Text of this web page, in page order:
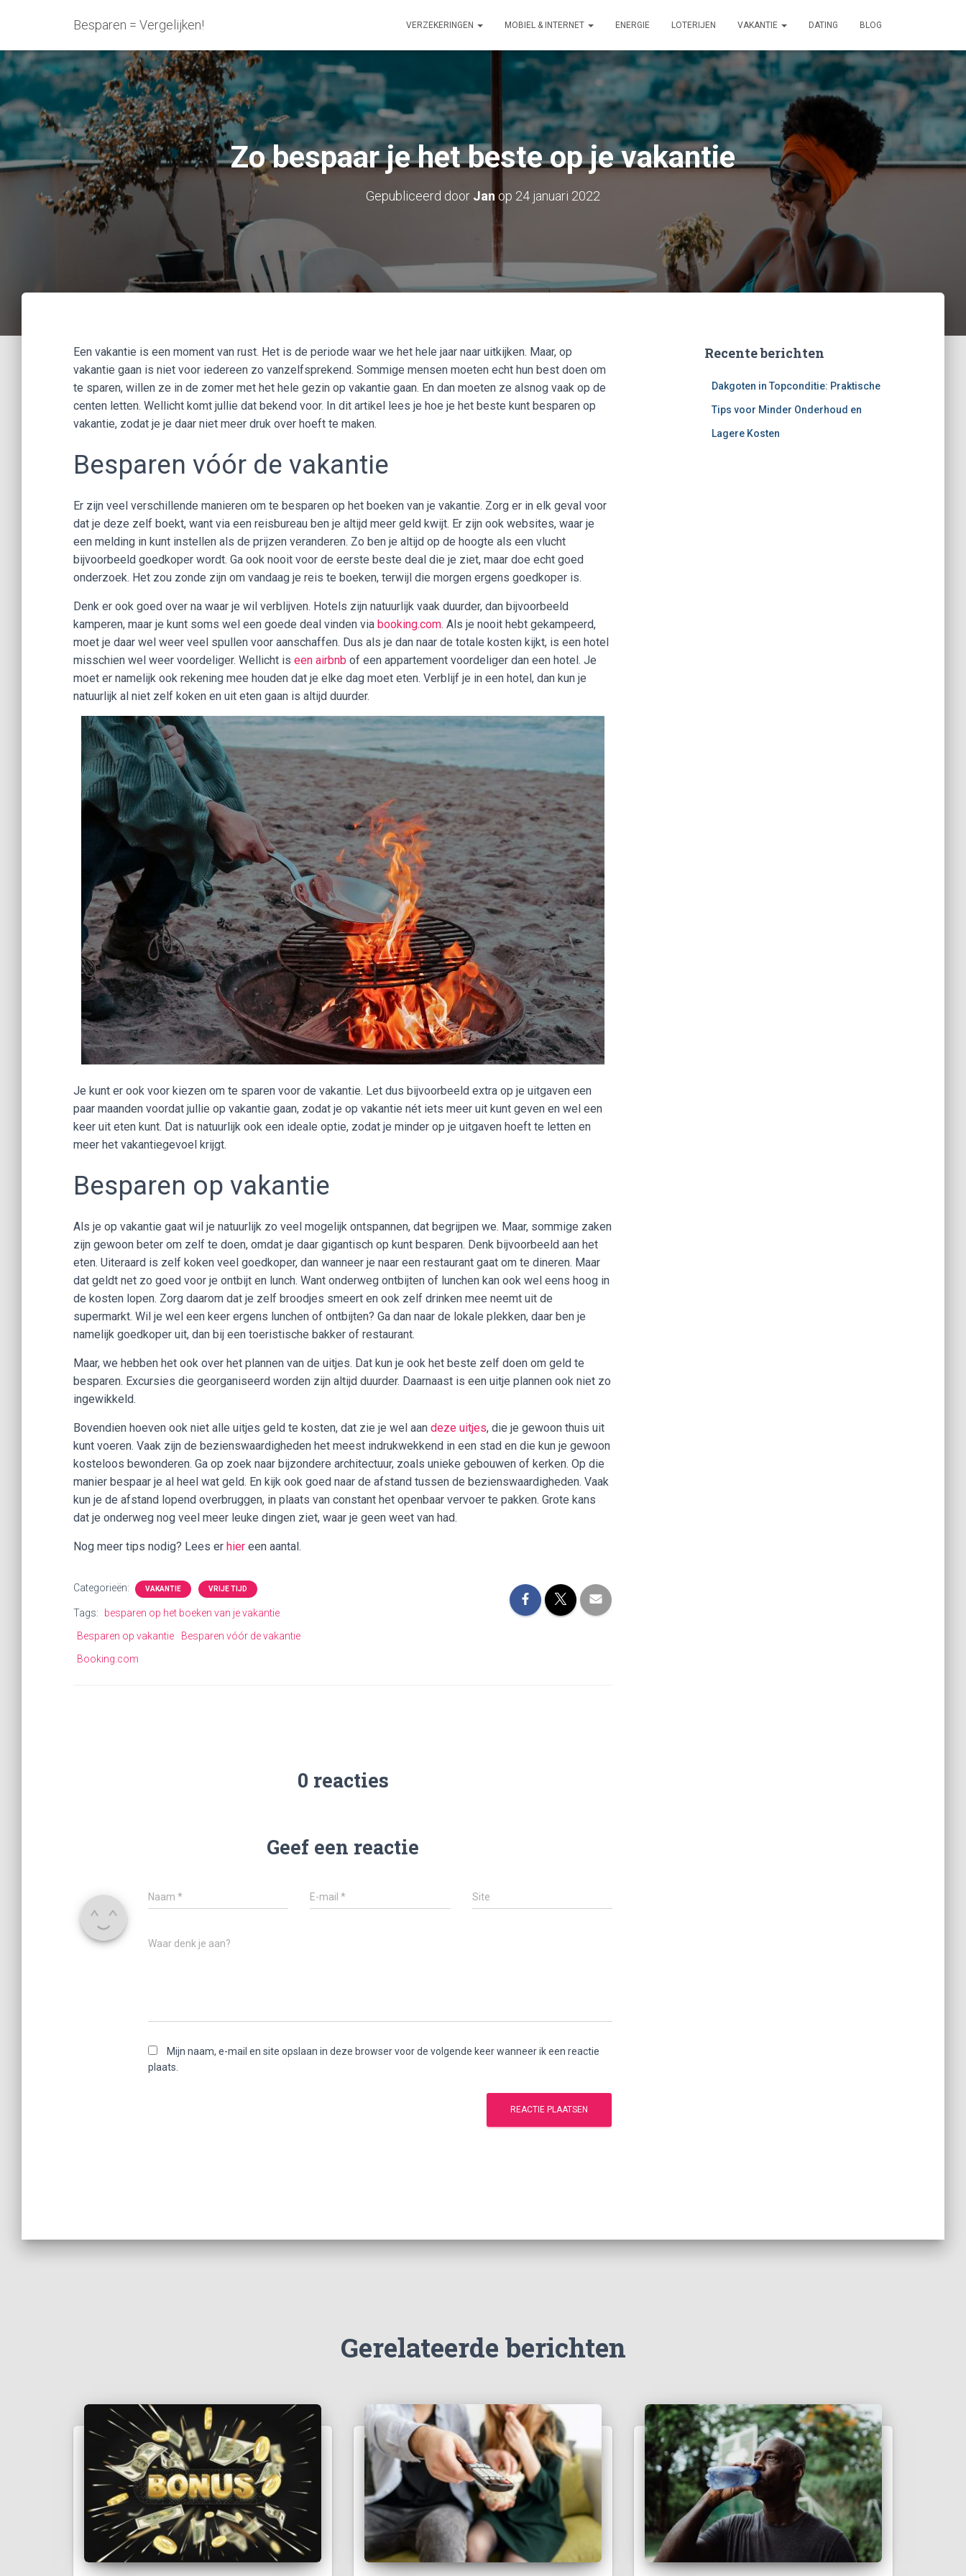
Besparen = Vergelijken! VERZEKERINGEN MOBIEL & INTERNET ENERGIE LOTERIJEN VAKANTIE DATING BLOG
Zo bespaar je het beste op je vakantie
Gepubliceerd door Jan op 24 januari 2022
Een vakantie is een moment van rust. Het is de periode waar we het hele jaar naar uitkijken. Maar, op
vakantie gaan is niet voor iedereen zo vanzelfsprekend. Sommige mensen moeten echt hun best doen om
te sparen, willen ze in de zomer met het hele gezin op vakantie gaan. En dan moeten ze alsnog vaak op de
centen letten. Wellicht komt jullie dat bekend voor. In dit artikel lees je hoe je het beste kunt besparen op
vakantie, zodat je je daar niet meer druk over hoeft te maken.
Besparen vóór de vakantie
Er zijn veel verschillende manieren om te besparen op het boeken van je vakantie. Zorg er in elk geval voor
dat je deze zelf boekt, want via een reisbureau ben je altijd meer geld kwijt. Er zijn ook websites, waar je
een melding in kunt instellen als de prijzen veranderen. Zo ben je altijd op de hoogte als een vlucht
bijvoorbeeld goedkoper wordt. Ga ook nooit voor de eerste beste deal die je ziet, maar doe echt goed
onderzoek. Het zou zonde zijn om vandaag je reis te boeken, terwijl die morgen ergens goedkoper is.
Denk er ook goed over na waar je wil verblijven. Hotels zijn natuurlijk vaak duurder, dan bijvoorbeeld
kamperen, maar je kunt soms wel een goede deal vinden via booking.com. Als je nooit hebt gekampeerd,
moet je daar wel weer veel spullen voor aanschaffen. Dus als je dan naar de totale kosten kijkt, is een hotel
misschien wel weer voordeliger. Wellicht is een airbnb of een appartement voordeliger dan een hotel. Je
moet er namelijk ook rekening mee houden dat je elke dag moet eten. Verblijf je in een hotel, dan kun je
natuurlijk al niet zelf koken en uit eten gaan is altijd duurder.
Je kunt er ook voor kiezen om te sparen voor de vakantie. Let dus bijvoorbeeld extra op je uitgaven een
paar maanden voordat jullie op vakantie gaan, zodat je op vakantie nét iets meer uit kunt geven en wel een
keer uit eten kunt. Dat is natuurlijk ook een ideale optie, zodat je minder op je uitgaven hoeft te letten en
meer het vakantiegevoel krijgt.
Besparen op vakantie
Als je op vakantie gaat wil je natuurlijk zo veel mogelijk ontspannen, dat begrijpen we. Maar, sommige zaken
zijn gewoon beter om zelf te doen, omdat je daar gigantisch op kunt besparen. Denk bijvoorbeeld aan het
eten. Uiteraard is zelf koken veel goedkoper, dan wanneer je naar een restaurant gaat om te dineren. Maar
dat geldt net zo goed voor je ontbijt en lunch. Want onderweg ontbijten of lunchen kan ook wel eens hoog in
de kosten lopen. Zorg daarom dat je zelf broodjes smeert en ook zelf drinken mee neemt uit de
supermarkt. Wil je wel een keer ergens lunchen of ontbijten? Ga dan naar de lokale plekken, daar ben je
namelijk goedkoper uit, dan bij een toeristische bakker of restaurant.
Maar, we hebben het ook over het plannen van de uitjes. Dat kun je ook het beste zelf doen om geld te
besparen. Excursies die georganiseerd worden zijn altijd duurder. Daarnaast is een uitje plannen ook niet zo
ingewikkeld.
Bovendien hoeven ook niet alle uitjes geld te kosten, dat zie je wel aan deze uitjes, die je gewoon thuis uit
kunt voeren. Vaak zijn de bezienswaardigheden het meest indrukwekkend in een stad en die kun je gewoon
kosteloos bewonderen. Ga op zoek naar bijzondere architectuur, zoals unieke gebouwen of kerken. Op die
manier bespaar je al heel wat geld. En kijk ook goed naar de afstand tussen de bezienswaardigheden. Vaak
kun je de afstand lopend overbruggen, in plaats van constant het openbaar vervoer te pakken. Grote kans
dat je onderweg nog veel meer leuke dingen ziet, waar je geen weet van had.
Nog meer tips nodig? Lees er hier een aantal.
Categorieën: VAKANTIE VRIJE TIJD
Tags:
besparen op het boeken van je vakantie
Besparen op vakantie
Besparen vóór de vakantie
Booking.com
0 reacties
Geef een reactie
Naam * E-mail* Site
Waar denk je aan?
Mijn naam, e-mail en site opslaan in deze browser voor de volgende keer wanneer ik een reactie
plaats.
Recente berichten
Dakgoten in Topconditie: Praktische
Tips voor Minder Onderhoud en
Lagere Kosten
Gerelateerde berichten